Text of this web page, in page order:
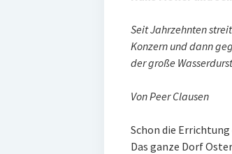
Seit Jahrzehnten
Konzern und dann
der große
Von Peer Clausen
Schon die
Das ganze Dorf